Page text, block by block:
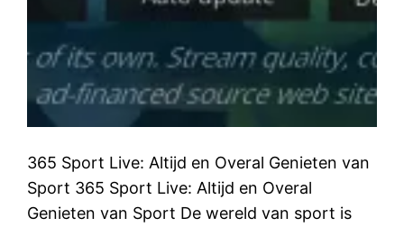
365 Sport Live: Altijd en Overal Genieten van
Sport 365 Sport Live: Altijd en Overal
Genieten van Sport De wereld van sport is